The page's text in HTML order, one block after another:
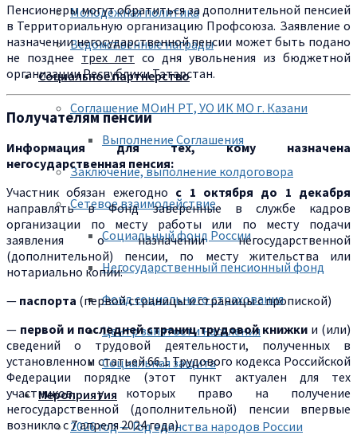
Молодежная политика
Ведомственные награды
Социальное партнерство
Соглашение МОиН РТ, УО ИК МО г. Казани
Выполнение Соглашения
Заключение, выполнение колдоговора
Сетевое взаимодействие
Социальный фонд России
Негосударственный пенсионный фонд
Фонд социального страхования
Центр занятости населения
Социальная защита
Мероприятия
2026 год — Год единства народов России
Пенсионеры могут обратиться за дополнительной пенсией
в Территориальную организацию Профсоюза. Заявление о
назначении негосударственной пенсии может быть подано
не позднее трех лет со дня увольнения из бюджетной
организации Республики Татарстан.
Получателям пенсии
Информация для тех, кому назначена
негосударственная пенсия:
Участник обязан ежегодно с 1 октября до 1 декабря
направлять в Фонд заверенные в службе кадров
организации по месту работы или по месту подачи
заявления о назначении негосударственной
(дополнительной) пенсии, по месту жительства или
нотариально копии:
— паспорта (первой страницы и страницы с пропиской)
— первой и последней страниц трудовой книжки и (или)
сведений о трудовой деятельности, полученных в
установленном статьей 66.1 Трудового кодекса Российской
Федерации порядке (этот пункт актуален для тех
участников, у которых право на получение
негосударственной (дополнительной) пенсии впервые
возникло с 7 апреля 2024 года)